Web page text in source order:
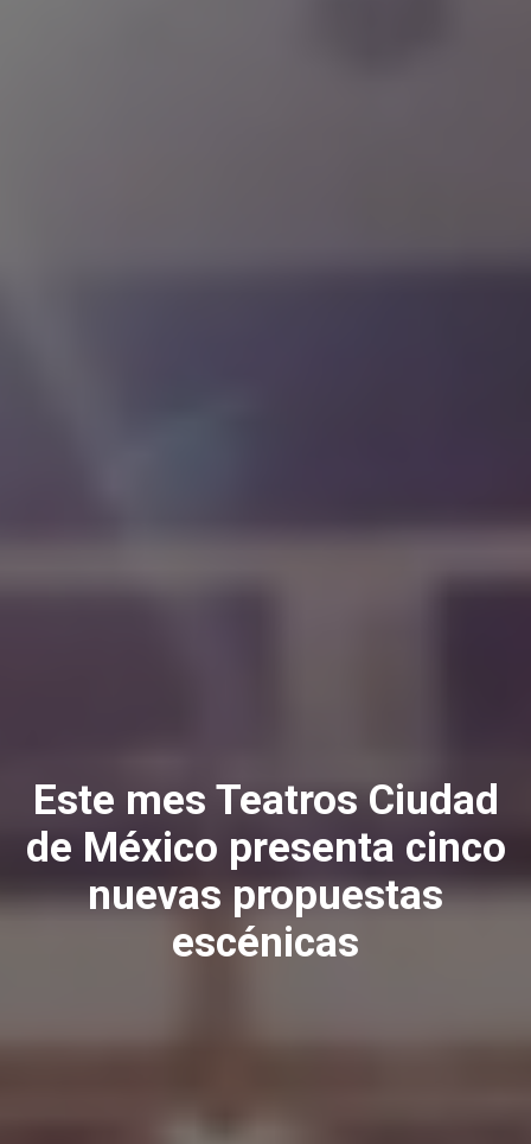
Este mes Teatros Ciudad
de México presenta cinco
nuevas propuestas
escénicas